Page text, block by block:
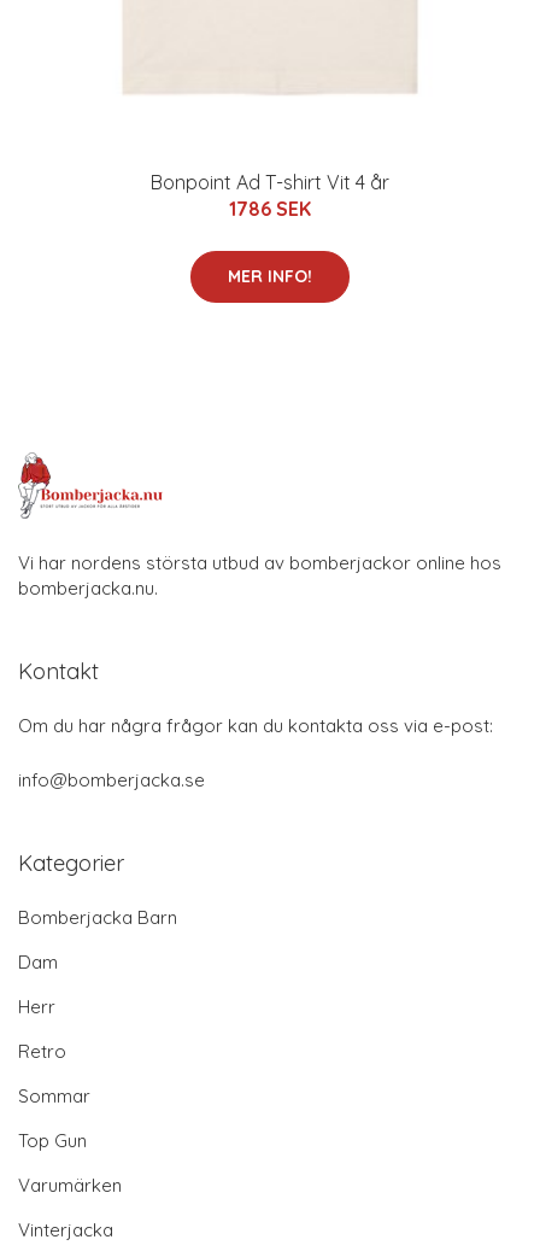
Bonpoint Ad T-shirt Vit 4 år
1786 SEK
MER INFO!
Vi har nordens största utbud av bomberjackor online hos
bomberjacka.nu.
Kontakt
Om du har några frågor kan du kontakta oss via e-post:
info@bomberjacka.se
Kategorier
Bomberjacka Barn
Dam
Herr
Retro
Sommar
Top Gun
Varumärken
Vinterjacka